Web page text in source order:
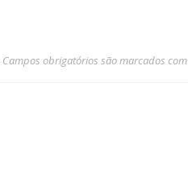
Campos obrigatórios são marcados com